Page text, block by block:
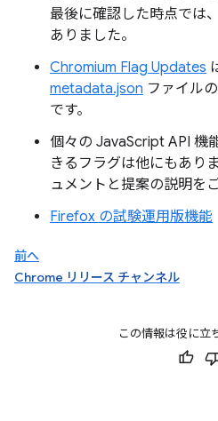
最後に確認した時点では
ありました。
Chromium Flag Updates
metadata.json ファイル
です。
個々の JavaScript API 機
きるフラグは他にもあり
ュメントと提案の説明を
Firefox の試験運用版機能
前へ
Chrome リリース チャンネル
この情報は役に立